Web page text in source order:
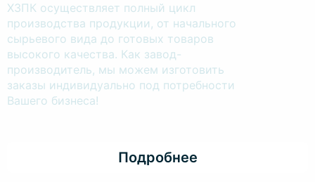
ХЗПК осуществляет полный цикл
производства продукции, от начального
сырьевого вида до готовых товаров
высокого качества. Как завод-
производитель, мы можем изготовить
заказы индивидуально под потребности
Вашего бизнеса!
Подробнее